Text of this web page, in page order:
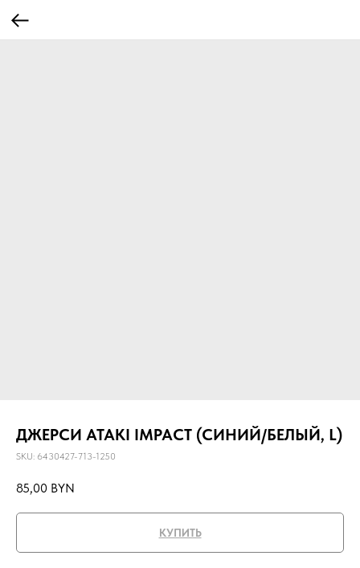
ДЖЕРСИ ATAKI IMPACT (СИНИЙ/БЕЛЫЙ, L)
SKU: 6430427-713-1250
85,00 BYN
КУПИТЬ